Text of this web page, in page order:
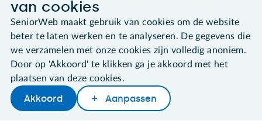
Later lezenDelenWoordenboek
©2026 SeniorWeb
Algemene voorwaarden
Cookies en cookie-instellingen
Disclaimer
Privacybeleid
About SeniorWeb
van cookies
SeniorWeb maakt gebruik van cookies om de website
beter te laten werken en te analyseren. De gegevens die
we verzamelen met onze cookies zijn volledig anoniem.
Door op 'Akkoord' te klikken ga je akkoord met het
plaatsen van deze cookies.
Akkoord Aanpassen